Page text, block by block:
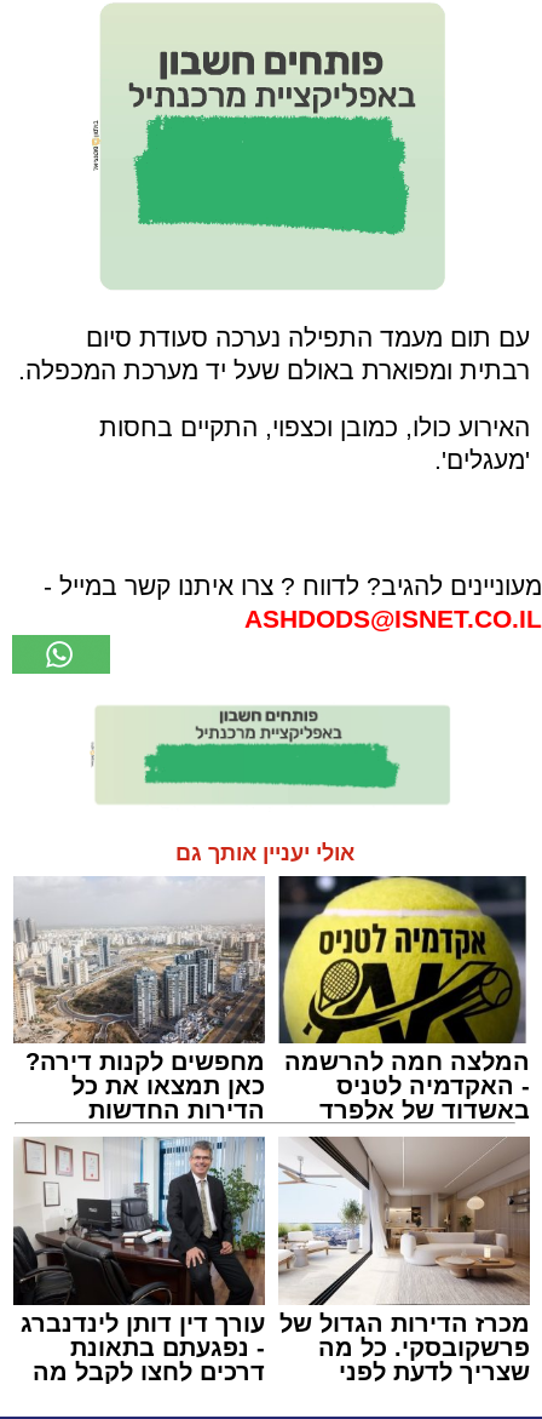
עם תום מעמד התפילה נערכה סעודת סיום
רבתית ומפוארת באולם שעל יד מערכת המכפלה.
האירוע כולו, כמובן וכצפוי, התקיים בחסות
'מעגלים'.
מעוניינים להגיב? לדווח ? צרו איתנו קשר במייל -
ASHDODS@ISNET.CO.IL
אולי יעניין אותך גם
המלצה חמה להרשמה
- האקדמיה לטניס
באשדוד של אלפרד
קריאולנסקי - לילדים
מחפשים לקנות דירה?
כאן תמצאו את כל
הדירות החדשות
למכירה באשדוד >>>
מכרז הדירות הגדול של
פרשקובסקי. כל מה
שצריך לדעת לפני
עורך דין דותן לינדנברג
- נפגעתם בתאונת
דרכים לחצו לקבל מה